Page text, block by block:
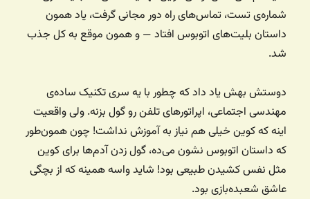
شماره‌ی تست، تماس‌های راه دور مجانی گرفت، یاد همون
داستان بلیت‌های اتوبوس افتاد — و همون موقع به کل جذب
شد.
دوستش بهش یاد داد که چطور با یه سری تکنیک ساده‌ی
مهندسی اجتماعی، اپراتورهای تلفن رو گول بزنه. ولی واقعیت
اینه که کوین خیلی هم نیاز به آموزش نداشت! چون همون‌طور
که داستان اتوبوس نشون می‌ده، گول زدن آدم‌ها برای کوین
مثل نفس کشیدن طبیعی بود! شاید واسه همینه که از بچگی
عاشق شعبده‌بازی بود.